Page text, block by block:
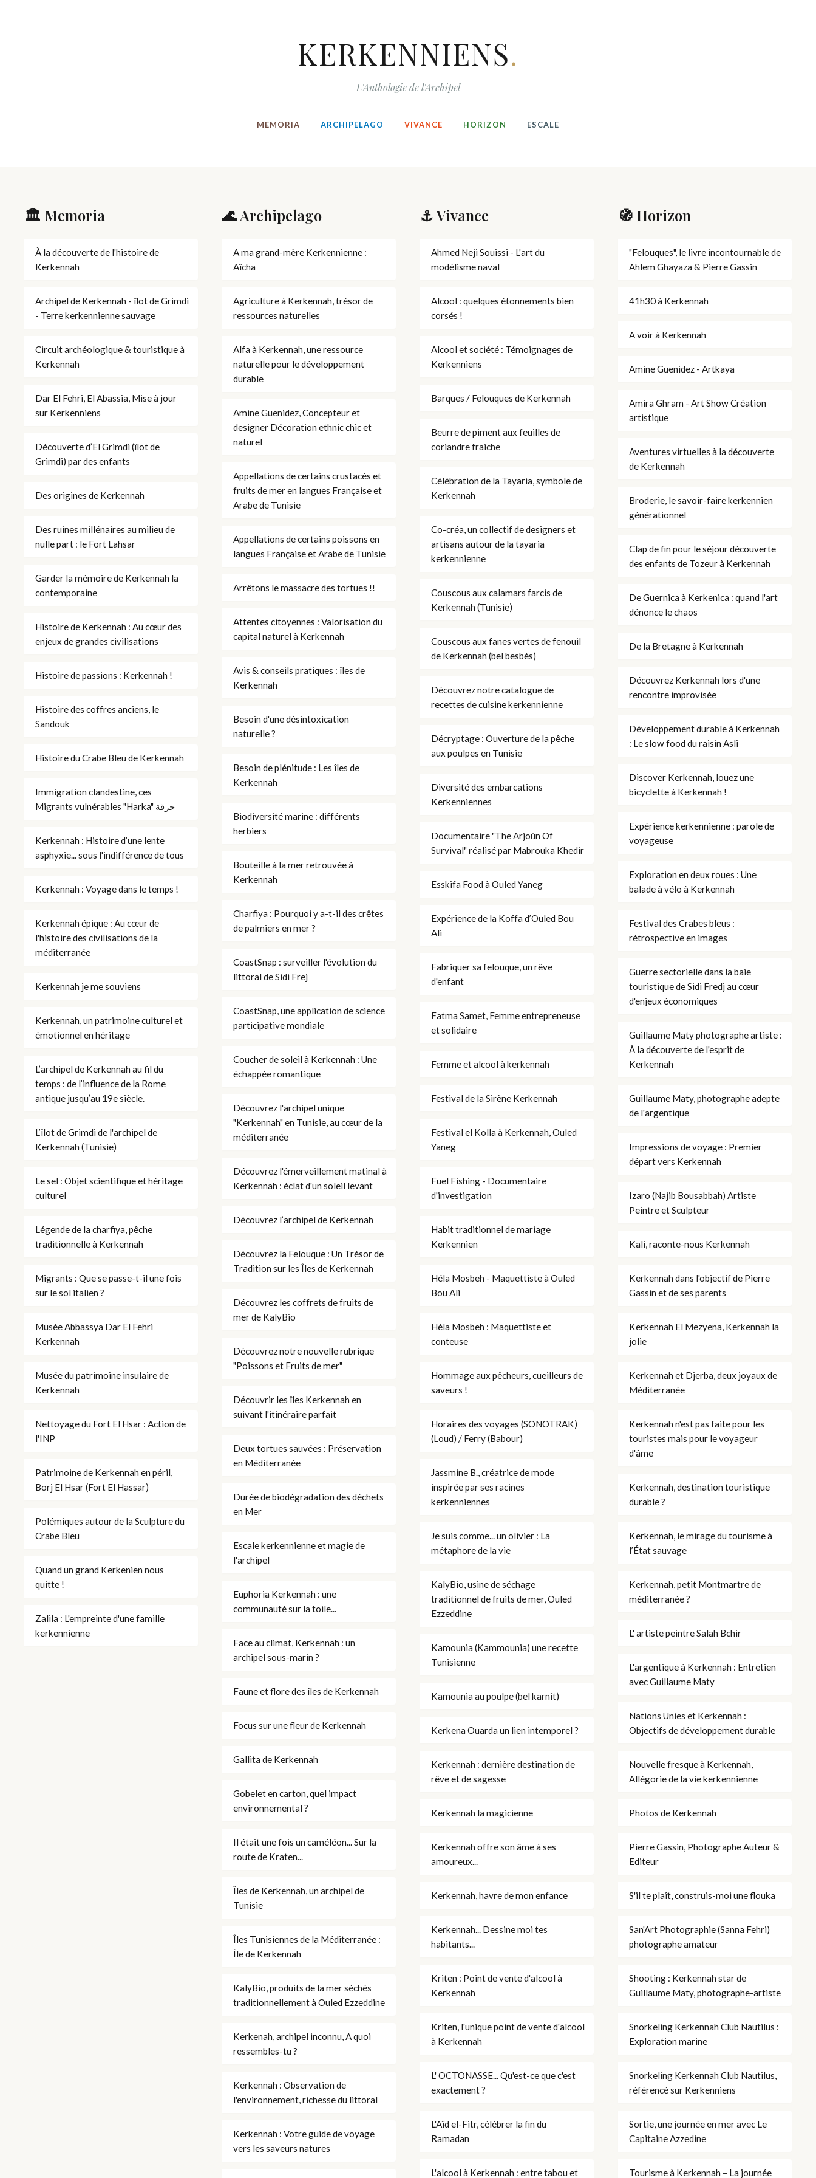
KERKENNIENS.
L'Anthologie de l'Archipel
MEMORIA ARCHIPELAGO VIVANCE HORIZON ESCALE
🏛️ Memoria
À la découverte de l'histoire de
Kerkennah
Archipel de Kerkennah - îlot de Grimdi
- Terre kerkennienne sauvage
Circuit archéologique & touristique à
Kerkennah
Dar El Fehri, El Abassia, Mise à jour
sur Kerkenniens
Découverte d’El Grimdi (îlot de
Grimdi) par des enfants
Des origines de Kerkennah
Des ruines millénaires au milieu de
nulle part : le Fort Lahsar
Garder la mémoire de Kerkennah la
contemporaine
Histoire de Kerkennah : Au cœur des
enjeux de grandes civilisations
Histoire de passions : Kerkennah !
Histoire des coffres anciens, le
Sandouk
Histoire du Crabe Bleu de Kerkennah
Immigration clandestine, ces
Migrants vulnérables "Harka" حرقة
Kerkennah : Histoire d’une lente
asphyxie... sous l'indifférence de tous
Kerkennah : Voyage dans le temps !
Kerkennah épique : Au cœur de
l'histoire des civilisations de la
méditerranée
Kerkennah je me souviens
Kerkennah, un patrimoine culturel et
émotionnel en héritage
L’archipel de Kerkennah au fil du
temps : de l’influence de la Rome
antique jusqu’au 19e siècle.
L’îlot de Grimdi de l'archipel de
Kerkennah (Tunisie)
Le sel : Objet scientifique et héritage
culturel
Légende de la charfiya, pêche
traditionnelle à Kerkennah
Migrants : Que se passe-t-il une fois
sur le sol italien ?
Musée Abbassya Dar El Fehri
Kerkennah
Musée du patrimoine insulaire de
Kerkennah
Nettoyage du Fort El Hsar : Action de
l'INP
Patrimoine de Kerkennah en péril,
Borj El Hsar (Fort El Hassar)
Polémiques autour de la Sculpture du
Crabe Bleu
Quand un grand Kerkenien nous
quitte !
Zalila : L'empreinte d'une famille
kerkennienne
🌊 Archipelago
A ma grand-mère Kerkennienne :
Aïcha
Agriculture à Kerkennah, trésor de
ressources naturelles
Alfa à Kerkennah, une ressource
naturelle pour le développement
durable
Amine Guenidez, Concepteur et
designer Décoration ethnic chic et
naturel
Appellations de certains crustacés et
fruits de mer en langues Française et
Arabe de Tunisie
Appellations de certains poissons en
langues Française et Arabe de Tunisie
Arrêtons le massacre des tortues !!
Attentes citoyennes : Valorisation du
capital naturel à Kerkennah
Avis & conseils pratiques : îles de
Kerkennah
Besoin d'une désintoxication
naturelle ?
Besoin de plénitude : Les îles de
Kerkennah
Biodiversité marine : différents
herbiers
Bouteille à la mer retrouvée à
Kerkennah
Charfiya : Pourquoi y a-t-il des crêtes
de palmiers en mer ?
CoastSnap : surveiller l'évolution du
littoral de Sidi Frej
CoastSnap, une application de science
participative mondiale
Coucher de soleil à Kerkennah : Une
échappée romantique
Découvrez l'archipel unique
"Kerkennah" en Tunisie, au cœur de la
méditerranée
Découvrez l'émerveillement matinal à
Kerkennah : éclat d'un soleil levant
Découvrez l’archipel de Kerkennah
Découvrez la Felouque : Un Trésor de
Tradition sur les Îles de Kerkennah
Découvrez les coffrets de fruits de
mer de KalyBio
Découvrez notre nouvelle rubrique
"Poissons et Fruits de mer"
Découvrir les îles Kerkennah en
suivant l'itinéraire parfait
Deux tortues sauvées : Préservation
en Méditerranée
Durée de biodégradation des déchets
en Mer
Escale kerkennienne et magie de
l'archipel
Euphoria Kerkennah : une
communauté sur la toile...
Face au climat, Kerkennah : un
archipel sous-marin ?
Faune et flore des îles de Kerkennah
Focus sur une fleur de Kerkennah
Gallita de Kerkennah
Gobelet en carton, quel impact
environnemental ?
Il était une fois un caméléon... Sur la
route de Kraten...
Îles de Kerkennah, un archipel de
Tunisie
Îles Tunisiennes de la Méditerranée :
Île de Kerkennah
KalyBio, produits de la mer séchés
traditionnellement à Ouled Ezzeddine
Kerkenah, archipel inconnu, A quoi
ressembles-tu ?
Kerkennah : Observation de
l'environnement, richesse du littoral
Kerkennah : Votre guide de voyage
vers les saveurs natures
⚓ Vivance
Ahmed Neji Souissi - L'art du
modélisme naval
Alcool : quelques étonnements bien
corsés !
Alcool et société : Témoignages de
Kerkenniens
Barques / Felouques de Kerkennah
Beurre de piment aux feuilles de
coriandre fraiche
Célébration de la Tayaria, symbole de
Kerkennah
Co-créa, un collectif de designers et
artisans autour de la tayaria
kerkennienne
Couscous aux calamars farcis de
Kerkennah (Tunisie)
Couscous aux fanes vertes de fenouil
de Kerkennah (bel besbès)
Découvrez notre catalogue de
recettes de cuisine kerkennienne
Décryptage : Ouverture de la pêche
aux poulpes en Tunisie
Diversité des embarcations
Kerkenniennes
Documentaire "The Arjoùn Of
Survival" réalisé par Mabrouka Khedir
Esskifa Food à Ouled Yaneg
Expérience de la Koffa d’Ouled Bou
Ali
Fabriquer sa felouque, un rêve
d'enfant
Fatma Samet, Femme entrepreneuse
et solidaire
Femme et alcool à kerkennah
Festival de la Sirène Kerkennah
Festival el Kolla à Kerkennah, Ouled
Yaneg
Fuel Fishing - Documentaire
d'investigation
Habit traditionnel de mariage
Kerkennien
Héla Mosbeh - Maquettiste à Ouled
Bou Ali
Héla Mosbeh : Maquettiste et
conteuse
Hommage aux pêcheurs, cueilleurs de
saveurs !
Horaires des voyages (SONOTRAK)
(Loud) / Ferry (Babour)
Jassmine B., créatrice de mode
inspirée par ses racines
kerkenniennes
Je suis comme... un olivier : La
métaphore de la vie
KalyBio, usine de séchage
traditionnel de fruits de mer, Ouled
Ezzeddine
Kamounia (Kammounia) une recette
Tunisienne
Kamounia au poulpe (bel karnit)
Kerkena Ouarda un lien intemporel ?
Kerkennah : dernière destination de
rêve et de sagesse
Kerkennah la magicienne
Kerkennah offre son âme à ses
amoureux...
Kerkennah, havre de mon enfance
Kerkennah... Dessine moi tes
habitants...
Kriten : Point de vente d'alcool à
Kerkennah
Kriten, l'unique point de vente d'alcool
à Kerkennah
L' OCTONASSE... Qu'est-ce que c'est
exactement ?
L'Aïd el-Fitr, célébrer la fin du
Ramadan
L'alcool à Kerkennah : entre tabou et
🧭 Horizon
"Felouques", le livre incontournable de
Ahlem Ghayaza & Pierre Gassin
41h30 à Kerkennah
A voir à Kerkennah
Amine Guenidez - Artkaya
Amira Ghram - Art Show Création
artistique
Aventures virtuelles à la découverte
de Kerkennah
Broderie, le savoir-faire kerkennien
générationnel
Clap de fin pour le séjour découverte
des enfants de Tozeur à Kerkennah
De Guernica à Kerkenica : quand l'art
dénonce le chaos
De la Bretagne à Kerkennah
Découvrez Kerkennah lors d'une
rencontre improvisée
Développement durable à Kerkennah
: Le slow food du raisin Asli
Discover Kerkennah, louez une
bicyclette à Kerkennah !
Expérience kerkennienne : parole de
voyageuse
Exploration en deux roues : Une
balade à vélo à Kerkennah
Festival des Crabes bleus :
rétrospective en images
Guerre sectorielle dans la baie
touristique de Sidi Fredj au cœur
d'enjeux économiques
Guillaume Maty photographe artiste :
À la découverte de l'esprit de
Kerkennah
Guillaume Maty, photographe adepte
de l'argentique
Impressions de voyage : Premier
départ vers Kerkennah
Izaro (Najib Bousabbah) Artiste
Peintre et Sculpteur
Kali, raconte-nous Kerkennah
Kerkennah dans l'objectif de Pierre
Gassin et de ses parents
Kerkennah El Mezyena, Kerkennah la
jolie
Kerkennah et Djerba, deux joyaux de
Méditerranée
Kerkennah n'est pas faite pour les
touristes mais pour le voyageur
d'âme
Kerkennah, destination touristique
durable ?
Kerkennah, le mirage du tourisme à
l’État sauvage
Kerkennah, petit Montmartre de
méditerranée ?
L' artiste peintre Salah Bchir
L'argentique à Kerkennah : Entretien
avec Guillaume Maty
Nations Unies et Kerkennah :
Objectifs de développement durable
Nouvelle fresque à Kerkennah,
Allégorie de la vie kerkennienne
Photos de Kerkennah
Pierre Gassin, Photographe Auteur &
Editeur
S'il te plaît, construis-moi une flouka
San'Art Photographie (Sanna Fehri)
photographe amateur
Shooting : Kerkennah star de
Guillaume Maty, photographe-artiste
Snorkeling Kerkennah Club Nautilus :
Exploration marine
Snorkeling Kerkennah Club Nautilus,
référencé sur Kerkenniens
Sortie, une journée en mer avec Le
Capitaine Azzedine
Tourisme à Kerkennah – La journée